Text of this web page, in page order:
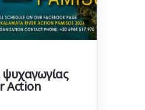
ψυχαγωγίας
Action